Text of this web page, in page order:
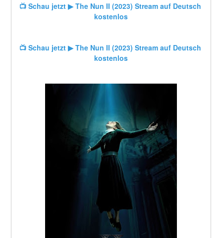
📺 Schau jetzt ▶ The Nun II (2023) Stream auf Deutsch
kostenlos
📺 Schau jetzt ▶ The Nun II (2023) Stream auf Deutsch
kostenlos